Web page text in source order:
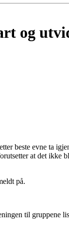
og
beste evne ta
at det ikke
på.
til gruppene